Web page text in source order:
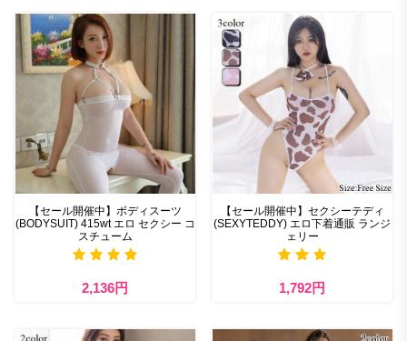
【セール開催中】ボディスーツ
(BODYSUIT) 415wt エロ セクシー コ
スチューム
2,136円
【セール開催中】セクシーテディ
(SEXYTEDDY) エロ下着通販 ランジ
ェリー
1,792円